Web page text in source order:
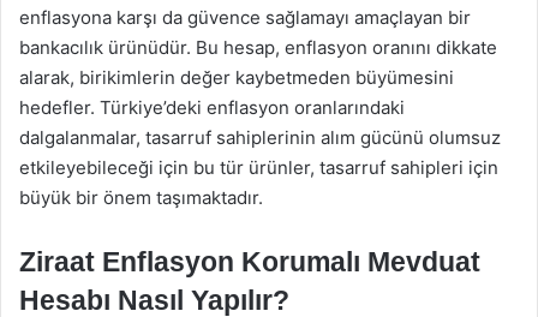
enflasyona karşı da güvence sağlamayı amaçlayan bir
bankacılık ürünüdür. Bu hesap, enflasyon oranını dikkate
alarak, birikimlerin değer kaybetmeden büyümesini
hedefler. Türkiye’deki enflasyon oranlarındaki
dalgalanmalar, tasarruf sahiplerinin alım gücünü olumsuz
etkileyebileceği için bu tür ürünler, tasarruf sahipleri için
büyük bir önem taşımaktadır.
Ziraat Enflasyon Korumalı Mevduat
Hesabı Nasıl Yapılır?